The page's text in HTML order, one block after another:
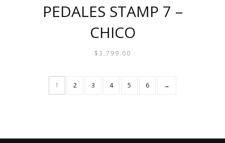
PEDALES STAMP 7 –
CHICO
$3,799.00
PRODUCTO
LAS
1 2 3 4 5 6 →